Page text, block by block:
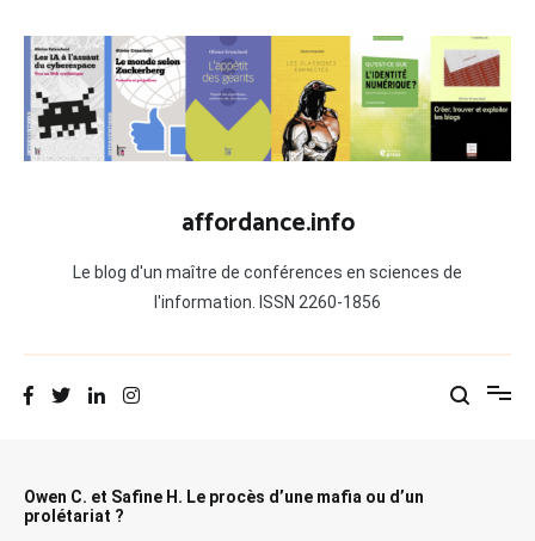
contenu
affordance.info
Le blog d'un maître de conférences en sciences de
l'information. ISSN 2260-1856
Owen C. et Safine H. Le procès d’une mafia ou d’un
prolétariat ?